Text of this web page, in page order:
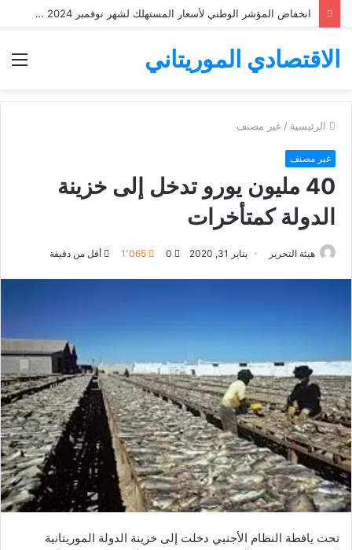
انخفاض المؤشر الوطني لأسعار المستهلك لشهر نوفمبر 2024 ب 1%
الاقتصادي الموريتاني
الرئيسية / غير مصنف
غير مصنف
40 مليون يورو تدخل إلى خزينة
الدولة كمتأخرات
هيئة التحرير يناير 31, 2020 0 1٬065 أقل من دقيقة
تحت يافطة النظام الأجنبي دخلت إلى خزينة الدولة الموريتانية